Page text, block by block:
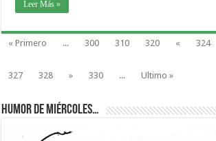
Leer Más »
« Primero ... 300 310 320 «
324
327
328 » 330 ... Ultimo »
Humor de Miércoles…